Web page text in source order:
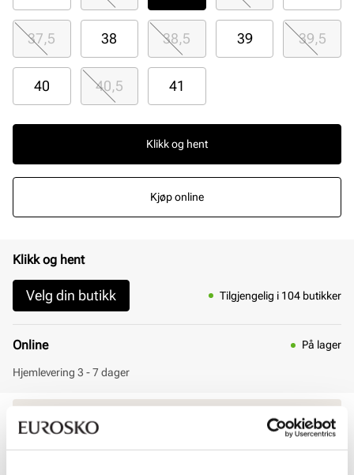
37,5 38 38,5 39 39,5
40 40,5 41
Klikk og hent
Kjøp online
Klikk og hent
Velg din butikk Tilgjengelig i 104 butikker
Online På lager
Hjemlevering 3 - 7 dager
Hjemlevering 3-7 dager